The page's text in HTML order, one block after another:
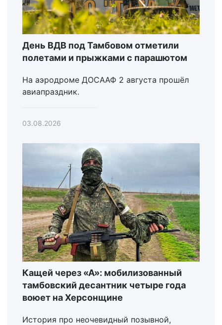
День ВДВ под Тамбовом отметили
полетами и прыжками с парашютом
На аэродроме ДОСААФ 2 августа прошёл
авиапраздник.
03.08.2026
Кащей через «А»: мобилизованный
тамбовский десантник четыре года
воюет на Херсонщине
История про неочевидный позывной,